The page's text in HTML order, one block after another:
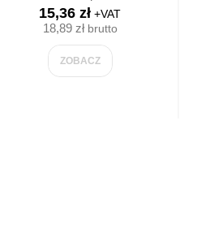
15,36 zł +VAT
18,89 złbrutto
ZOBACZ